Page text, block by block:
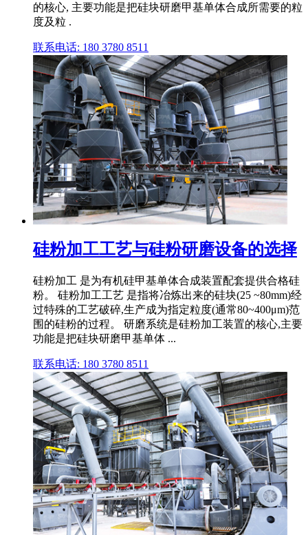
的核心, 主要功能是把硅块研磨甲基单体合成所需要的粒
度及粒 .
联系电话: 180 3780 8511
硅粉加工工艺与硅粉研磨设备的选择
硅粉加工 是为有机硅甲基单体合成装置配套提供合格硅
粉。 硅粉加工工艺 是指将冶炼出来的硅块(25 ~80mm)经
过特殊的工艺破碎,生产成为指定粒度(通常80~400μm)范
围的硅粉的过程。 研磨系统是硅粉加工装置的核心,主要
功能是把硅块研磨甲基单体 ...
联系电话: 180 3780 8511